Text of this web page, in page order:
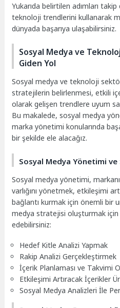
Yukarıda belirtilen adımları
teknoloji trendlerini kullanarak
dünyada başarıya ulaşabilirsiniz.
Sosyal Medya ve
Giden Yol
Sosyal medya ve teknoloji
stratejilerin belirlenmesi, etkili
olarak gelişen trendlere uyum
Bu makalede, sosyal medya
marka yönetimi konularında
bir şekilde ele alacağız.
Sosyal Medya Yönetimi
Sosyal medya yönetimi,
varlığını yönetmek, etkileşimi
bağlantı kurmak için önemli bir
medya stratejisi oluşturmak için
edebilirsiniz:
Hedef Kitle Analizi Yapmak
Rakip Analizi Gerçekleştirmek
İçerik Planlaması ve Takvimi
Etkileşimi Artıracak İçerikler
Sosyal Medya Analizleri İle